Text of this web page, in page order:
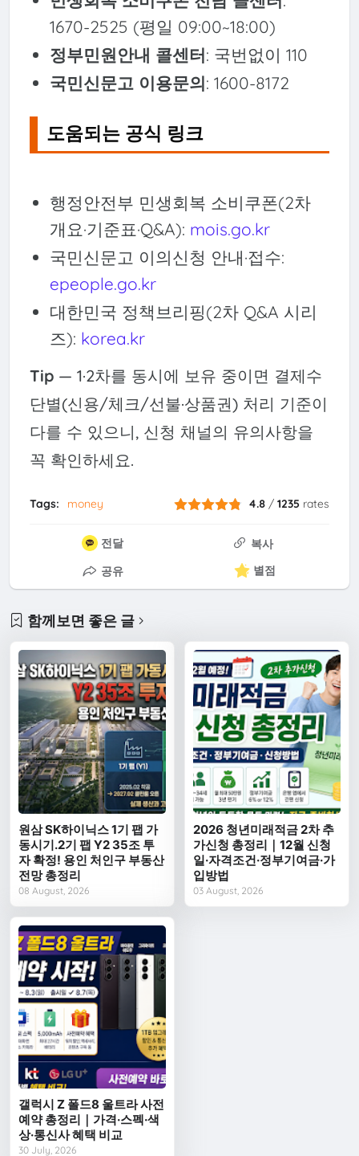
1670-2525 (평일 09:00~18:00)
정부민원안내 콜센터: 국번없이 110
국민신문고 이용문의: 1600-8172
도움되는 공식 링크
행정안전부 민생회복 소비쿠폰(2차
개요·기준표·Q&A): mois.go.kr
국민신문고 이의신청 안내·접수:
epeople.go.kr
대한민국 정책브리핑(2차 Q&A 시리
즈): korea.kr
Tip— 1·2차를 동시에 보유 중이면 결제수
단별(신용/체크/선불·상품권) 처리 기준이
다를 수 있으니, 신청 채널의 유의사항을
꼭 확인하세요.
Tags: money 4.8 /1235 rates
전달
복사
공유
별점
함께보면 좋은 글
원삼 SK하이닉스 1기 팹 가
동시기.2기 팹 Y2 35조 투
자 확정! 용인 처인구 부동산
전망 총정리
08 August, 2026
2026 청년미래적금 2차 추
가신청 총정리｜12월 신청
일·자격조건·정부기여금·가
입방법
03 August, 2026
갤럭시 Z 폴드8 울트라 사전
예약 총정리｜가격·스펙·색
상·통신사 혜택 비교
30 July, 2026